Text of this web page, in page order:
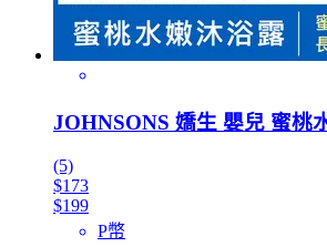
JOHNSONS 嬌生 嬰兒 蜜桃
(5)
$173
$199
P幣